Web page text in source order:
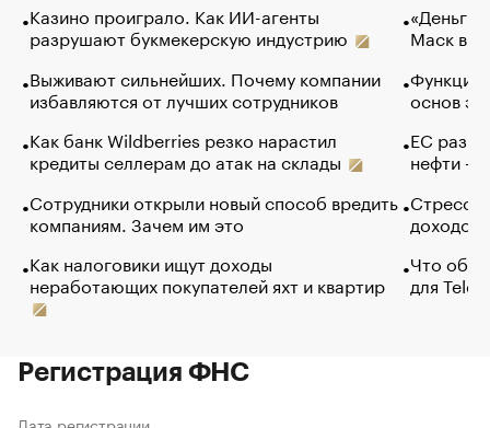
Казино проиграло. Как ИИ-агенты
разрушают букмекерскую индустрию
Выживают сильнейших. Почему компании
избавляются от лучших сотрудников
Как банк Wildberries резко нарастил
кредиты селлерам до атак на склады
Сотрудники открыли новый способ вредить
компаниям. Зачем им это
Как налоговики ищут доходы
неработающих покупателей яхт и квартир
«Деньги
Маск в
Функции
основ
ЕС
нефти —
Стресс
доходов
Что
для
Регистрация ФНС